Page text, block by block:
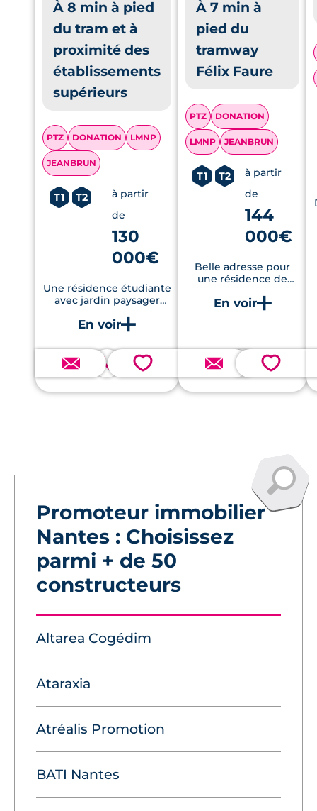
À 8 min à pied
du tram et à
proximité des
établissements
supérieurs
PTZ DONATION LMNP
JEANBRUN
T1 T2
à partir
de
130
000€
Une résidence étudiante
avec jardin paysager
espaces communs et
accès rapide au tram.
💗
À 7 min à
pied du
tramway
Félix Faure
PTZ DONATION
LMNP JEANBRUN
T1 T2
à partir
de
144
000€
Belle adresse pour
une résidence de
gamme à Nantes
💗
Promoteur immobilier
Nantes : Choisissez
parmi + de 50
constructeurs
Altarea Cogédim
Ataraxia
Atréalis Promotion
BATI Nantes